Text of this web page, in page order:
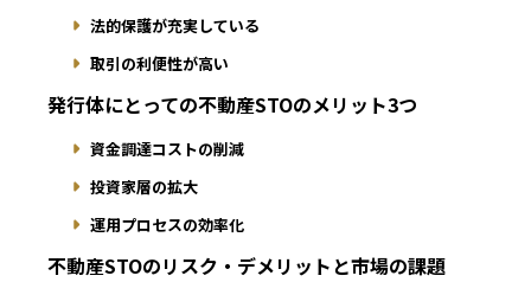
法的保護が充実している
取引の利便性が高い
発行体にとっての不動産STOのメリット3つ
資金調達コストの削減
投資家層の拡大
運用プロセスの効率化
不動産STOのリスク・デメリットと市場の課題